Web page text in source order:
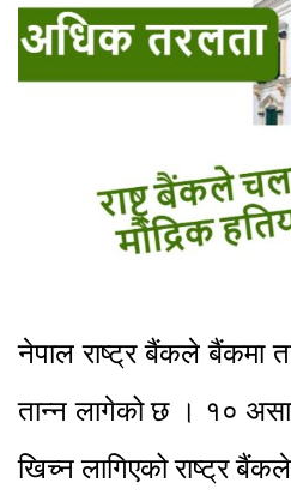
नेपाल राष्ट्र बैंकले बैंकमा
तान्न लागेको छ । १०
खिच्न लागिएको राष्ट्र